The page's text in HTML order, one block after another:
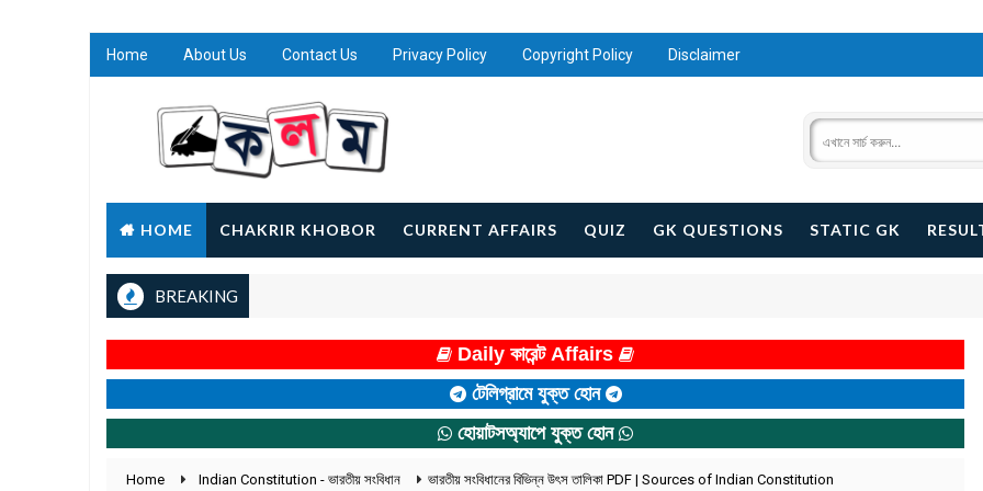
Home About Us Contact Us Privacy Policy Copyright Policy Disclaimer
HOME CHAKRIR KHOBOR CURRENT AFFAIRS QUIZ GK QUESTIONS STATIC GK
BREAKING
Daily কারেন্ট Affairs
টেলিগ্রামে যুক্ত হোন
হোয়াটসঅ্যাপে যুক্ত হোন
Home Indian Constitution - ভারতীয় সংবিধান ভারতীয় সংবিধানের বিভিন্ন উৎস তালিকা PDF | Sources of Indian Constitution